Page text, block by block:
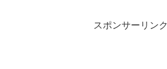
スポンサーリンク